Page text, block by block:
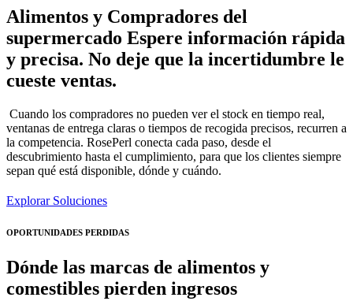
Alimentos y Compradores del
supermercado Espere información rápida
y precisa. No deje que la incertidumbre le
cueste ventas.
Cuando los compradores no pueden ver el stock en tiempo real,
ventanas de entrega claras o tiempos de recogida precisos, recurren a
la competencia. RosePerl conecta cada paso, desde el
descubrimiento hasta el cumplimiento, para que los clientes siempre
sepan qué está disponible, dónde y cuándo.
Explorar Soluciones
OPORTUNIDADES PERDIDAS
Dónde las marcas de alimentos y
comestibles pierden ingresos